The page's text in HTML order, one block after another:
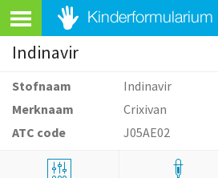
Indinavir
Stofnaam
Indinavir
Merknaam
Crixivan
ATC code
J05AE02